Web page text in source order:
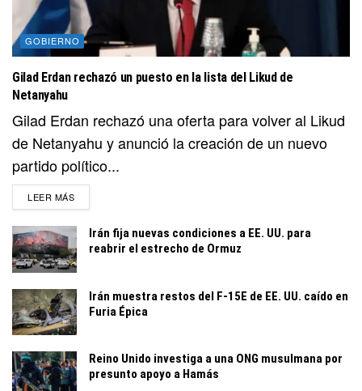
GOBIERNO
Gilad Erdan rechazó un puesto en la lista del Likud de
Netanyahu
Gilad Erdan rechazó una oferta para volver al Likud
de Netanyahu y anunció la creación de un nuevo
partido político...
LEER MÁSDETAILS
Irán fija nuevas condiciones a EE. UU. para
reabrir el estrecho de Ormuz
Irán muestra restos del F-15E de EE. UU. caído en
Furia Épica
Reino Unido investiga a una ONG musulmana por
presunto apoyo a Hamás